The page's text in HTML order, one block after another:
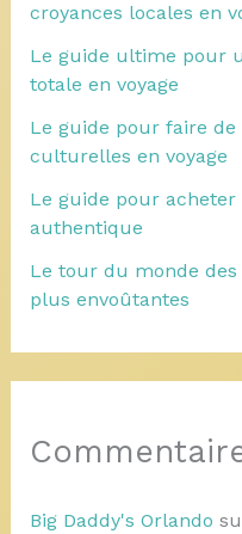
croyances locales en
Le guide ultime pour
totale en voyage
Le guide pour faire
culturelles en voyage
Le guide pour acheter
authentique
Le tour du monde
plus envoûtantes
Big Daddy's Orlando